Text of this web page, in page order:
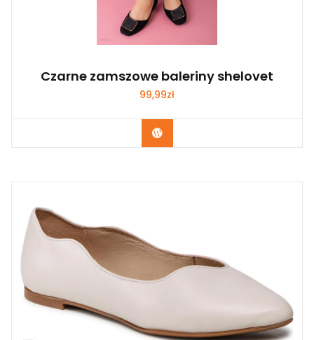
Czarne zamszowe baleriny shelovet
99,99zł
Kup Teraz